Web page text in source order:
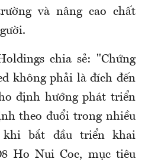
và nâng cao chất
chia sẻ: "Chứng
không phải là đích đến
định hướng phát triển
theo đuổi trong nhiều
khi bắt đầu triển khai
Ho Nui Coc, mục tiêu